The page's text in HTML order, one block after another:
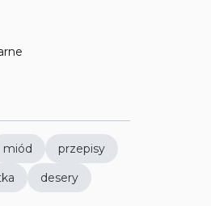
miód przepisy
desery